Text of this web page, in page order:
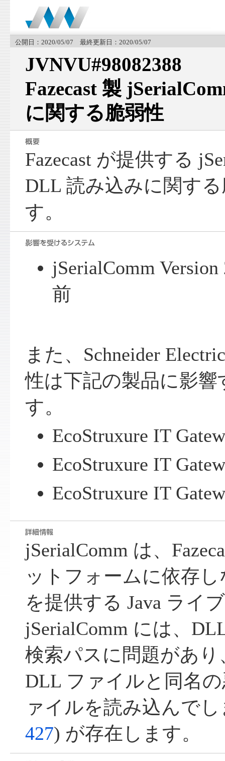
公開日：2020/05/07 最終更新日：2020/05/07
JVNVU#98082388
Fazecast 製
に関する脆弱性
Fazecast が提供する
DLL 読み込みに関す
す。
jSerialComm
前
また、Schneider
性は下記の製品に影
す。
EcoStruxure IT
EcoStruxure IT
EcoStruxure IT
jSerialComm は、
ットフォームに依存
を提供する Java ライ
jSerialComm には、
検索パスに問題があ
DLL ファイルと同名
ァイルを読み込んで
427) が存在します。